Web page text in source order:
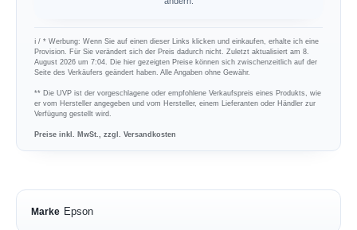
ℹ︎ / * Werbung: Wenn Sie auf einen dieser Links klicken und einkaufen, erhalte ich eine
Provision. Für Sie verändert sich der Preis dadurch nicht. Zuletzt aktualisiert am 8.
August 2026 um 7:04. Die hier gezeigten Preise können sich zwischenzeitlich auf der
Seite des Verkäufers geändert haben. Alle Angaben ohne Gewähr.
** Die UVP ist der vorgeschlagene oder empfohlene Verkaufspreis eines Produkts, wie
er vom Hersteller angegeben und vom Hersteller, einem Lieferanten oder Händler zur
Verfügung gestellt wird.
Preise inkl. MwSt., zzgl. Versandkosten
Marke Epson